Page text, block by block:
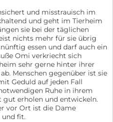
und misstrauisch im
und geht im Tierheim
sie bei der täglichen
nichts mehr für sie übrig
essen und darf auch ein
Omi verkriecht sich
sehr gerne hinter ihrer
Menschen gegenüber ist sie
Geduld auf jeden Fall
Ruhe in ihrem
gut erholen und entwickeln.
vor Ort ist die Dame
und fit.